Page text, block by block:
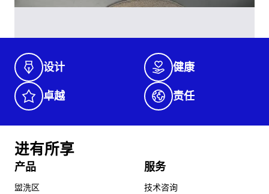
设计 健康
卓越 责任
进有所享
产品
盥洗区
服务
技术咨询